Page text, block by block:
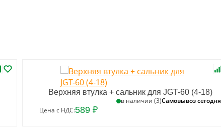
Верхняя втулка + сальник для JGT-60 (4-18)
в наличии (3)Самовывоз сегодня
Цена с НДС:589 ₽